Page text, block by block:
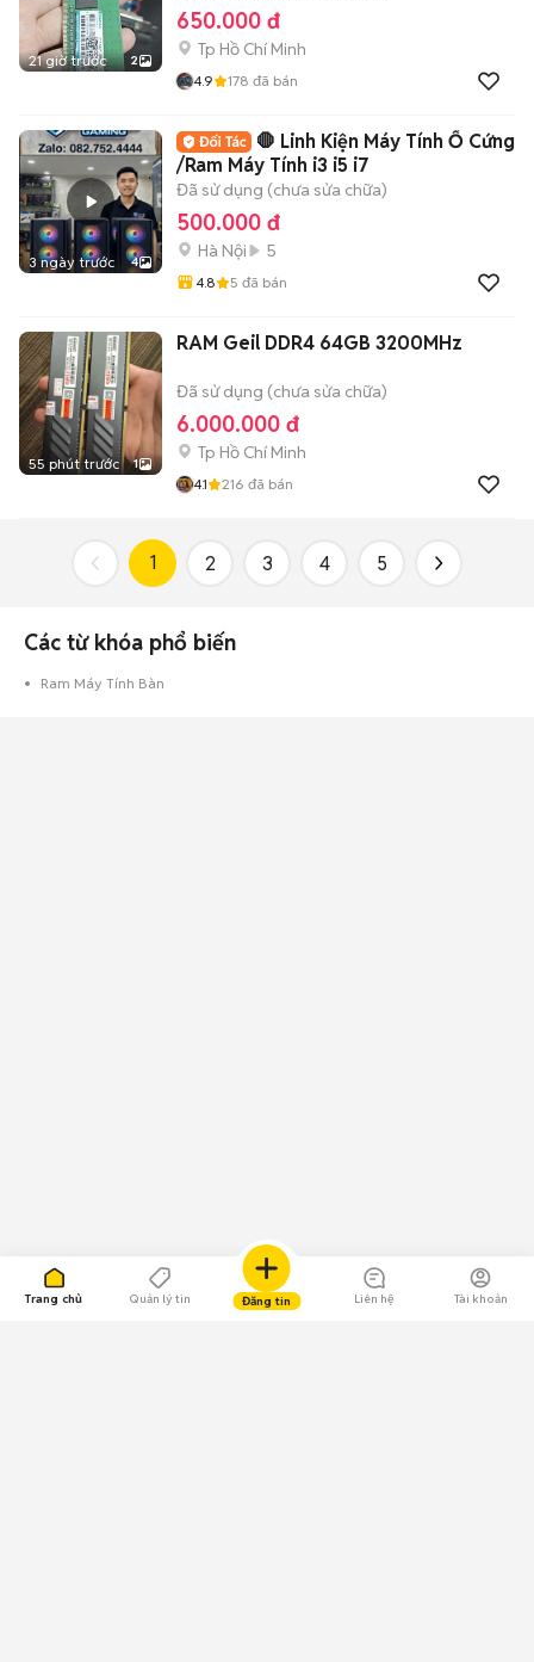
Trang chủ Quản lý tin Đăng tin Liên hệ Tài khoản
21 giờ trước 2
650.000 đ
Tp Hồ Chí Minh
4.9 178 đã bán
3 ngày trước 4
🛑 Linh Kiện Máy Tính Ổ Cứng
/Ram Máy Tính i3 i5 i7
Đã sử dụng (chưa sửa chữa)
500.000 đ
Hà Nội 5
4.8 5 đã bán
55 phút trước 1
RAM Geil DDR4 64GB 3200MHz
Đã sử dụng (chưa sửa chữa)
6.000.000 đ
Tp Hồ Chí Minh
4.1 216 đã bán
1 2 3 4 5
Các từ khóa phổ biến
Ram Máy Tính Bàn